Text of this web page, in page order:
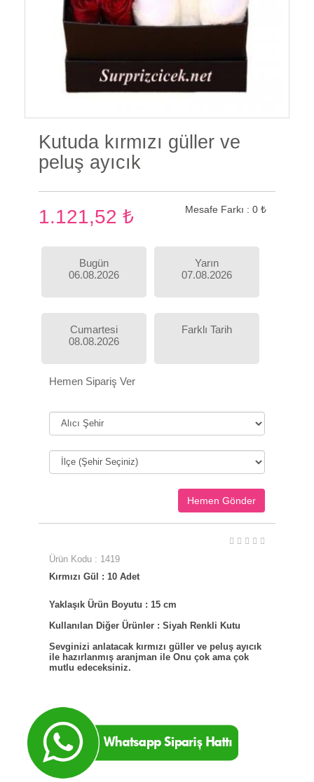
Kutuda kırmızı güller ve
peluş ayıcık
1.121,52 ₺ Mesafe Farkı : 0 ₺
Bugün
06.08.2026
Yarın
07.08.2026
Cumartesi
08.08.2026
Farklı Tarih
Hemen Sipariş Ver
Ürün Kodu : 1419
Kırmızı Gül : 10 Adet
Yaklaşık Ürün Boyutu : 15 cm
Kullanılan Diğer Ürünler : Siyah Renkli Kutu
Sevginizi anlatacak kırmızı güller ve peluş ayıcık
ile hazırlanmış aranjman ile Onu çok ama çok
mutlu edeceksiniz.